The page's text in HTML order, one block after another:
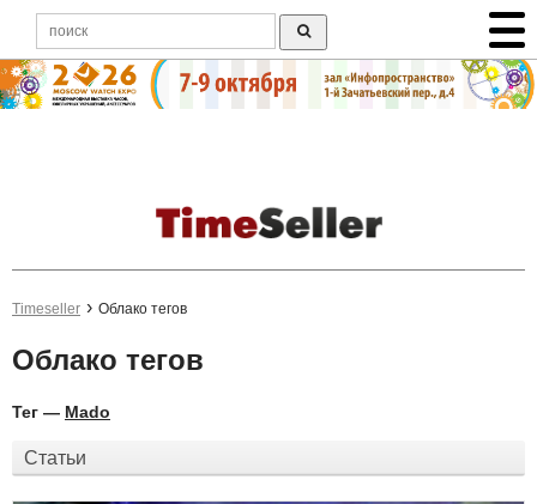
Timeseller Облако тегов
Облако тегов
Тег — Mado
Статьи